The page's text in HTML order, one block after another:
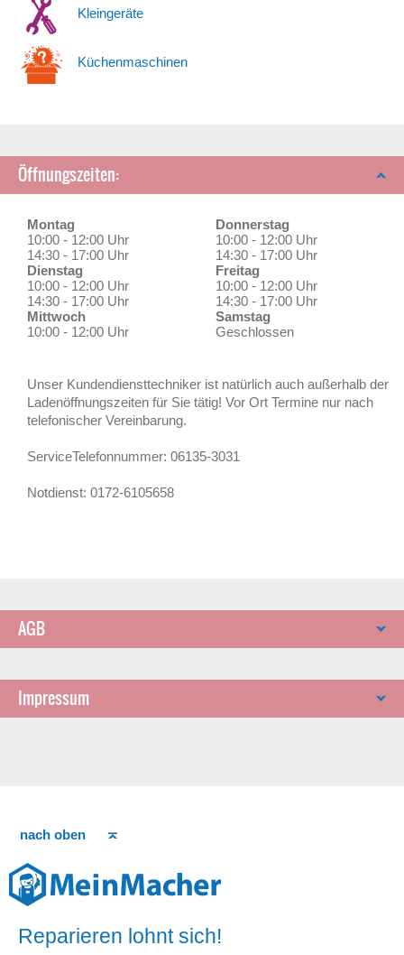
Kleingeräte
Küchenmaschinen
Öffnungszeiten:
Montag
10:00 - 12:00 Uhr
14:30 - 17:00 Uhr
Dienstag
10:00 - 12:00 Uhr
14:30 - 17:00 Uhr
Mittwoch
10:00 - 12:00 Uhr
Donnerstag
10:00 - 12:00 Uhr
14:30 - 17:00 Uhr
Freitag
10:00 - 12:00 Uhr
14:30 - 17:00 Uhr
Samstag
Geschlossen
Unser Kundendiensttechniker ist natürlich auch außerhalb der
Ladenöffnungszeiten für Sie tätig! Vor Ort Termine nur nach
telefonischer Vereinbarung.
ServiceTelefonnummer: 06135-3031
Notdienst: 0172-6105658
AGB
Impressum
nach oben
Reparieren lohnt sich!